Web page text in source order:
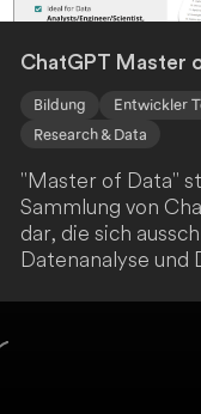
ChatGPT Master
Bildung
Entwickler
Research & Data
"Master of Data"
Sammlung von
dar, die sich
Datenanalyse und